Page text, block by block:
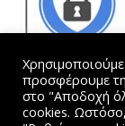
προσφέρουμε
στο "Αποδοχή
cookies. Ωστόσο,